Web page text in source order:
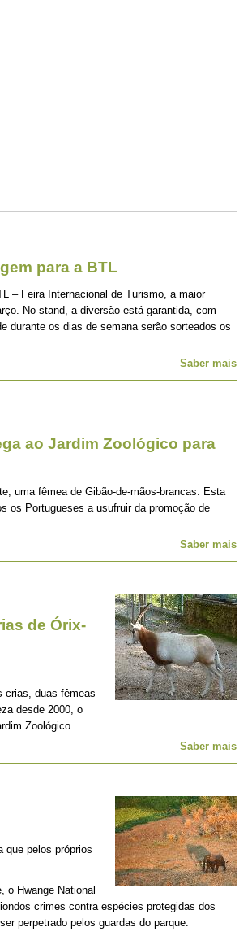
para a BTL
– Feira Internacional de Turismo, a maior
No stand, a diversão está garantida, com
durante os dias de semana serão sorteados os
Saber mais
ao Jardim Zoológico para
uma fêmea de Gibão-de-mãos-brancas. Esta
os Portugueses a usufruir da promoção de
Saber mais
de Órix-
crias, duas fêmeas
desde 2000, o
Zoológico.
Saber mais
que pelos próprios
o Hwange National
crimes contra espécies protegidas dos
perpetrado pelos guardas do parque.